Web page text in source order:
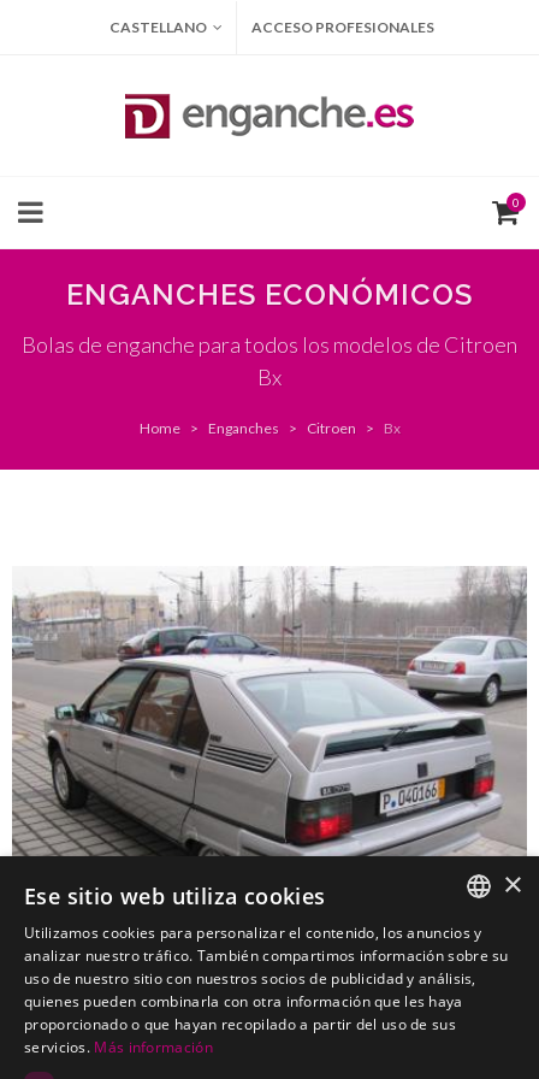
CASTELLANO ACCESO PROFESIONALES
0
ENGANCHES ECONÓMICOS
Bolas de enganche para todos los modelos de Citroen
Bx
Home Enganches Citroen Bx
CITROEN BX Turismo
Enganches económicos para CITROEN BX Turismo
SPANISH
PORTUGUESE
×
Ese sitio web utiliza cookies
Utilizamos cookies para personalizar el contenido, los anuncios y
analizar nuestro tráfico. También compartimos información sobre su
uso de nuestro sitio con nuestros socios de publicidad y análisis,
quienes pueden combinarla con otra información que les haya
proporcionado o que hayan recopilado a partir del uso de sus
servicios. Más información